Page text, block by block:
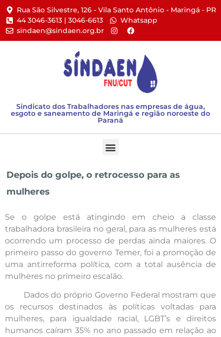
Rua São Silvestre, 126 - Vila Santo Antônio - Maringá - PR​
44 3046-3613 | 3046-6613​
Whatsapp
sindaen@sindaen.org.br
Sindicato dos Trabalhadores nas empresas de água,
esgoto e saneamento de Maringá e região noroeste do
Paraná
Depois do golpe, o retrocesso para as
mulheres
Se o golpe está atingindo em cheio a classe
trabalhadora brasileira no geral, para as mulheres está
ocorrendo um processo de perdas ainda maiores. O
primeiro passo do governo Temer, foi a promoção de
uma antirreforma política, com a total ausência de
mulheres no primeiro escalão.
Dados do próprio Governo Federal mostram que
os recursos destinados às políticas voltadas para
mulheres, para igualdade racial, LGBT’s e direitos
humanos caíram 35% no ano passado em relação ao